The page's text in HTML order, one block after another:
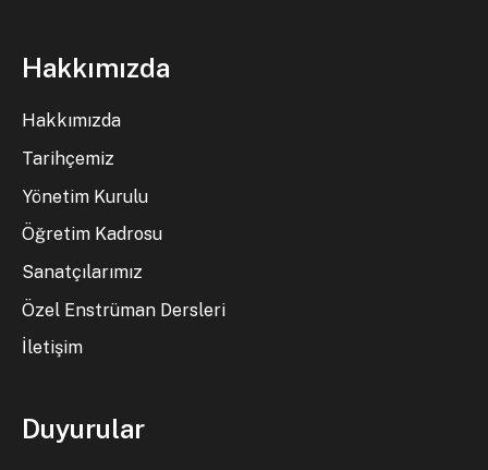
Hakkımızda
Hakkımızda
Tarihçemiz
Yönetim Kurulu
Öğretim Kadrosu
Sanatçılarımız
Özel Enstrüman Dersleri
İletişim
Duyurular